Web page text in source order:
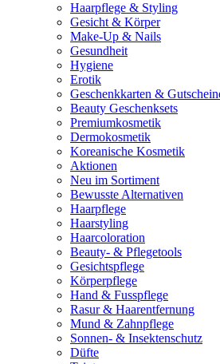
Haarpflege & Styling
Gesicht & Körper
Make-Up & Nails
Gesundheit
Hygiene
Erotik
Geschenkkarten &
Beauty Geschenksets
Premiumkosmetik
Dermokosmetik
Koreanische Kosmetik
Aktionen
Neu im Sortiment
Bewusste Alternativen
Haarpflege
Haarstyling
Haarcoloration
Beauty- & Pflegetools
Gesichtspflege
Körperpflege
Hand & Fusspflege
Rasur & Haarentfernung
Mund & Zahnpflege
Sonnen- & Insektenschutz
Düfte